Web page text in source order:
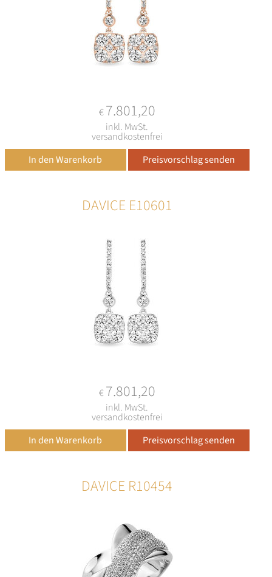
€7.801,20
inkl. MwSt.
versandkostenfrei
DAVICE E10601
€7.801,20
inkl. MwSt.
versandkostenfrei
DAVICE R10454